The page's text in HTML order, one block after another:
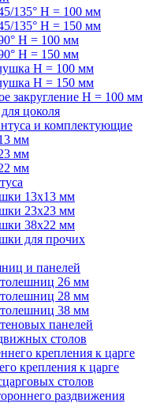
135° H = 100 мм
135° H = 150 мм
H = 100 мм
H = 150 мм
H = 100 мм
H = 150 мм
закругление H = 100 мм
цоколя
и комплектующие
мм
мм
мм
13х13 мм
23х23 мм
38х22 мм
для прочих
и панелей
26 мм
28 мм
38 мм
панелей
столов
крепления к царге
крепления к царге
столов
раздвижения